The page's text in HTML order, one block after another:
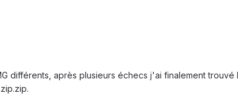
différents, après plusieurs échecs j'ai finalement trouvé